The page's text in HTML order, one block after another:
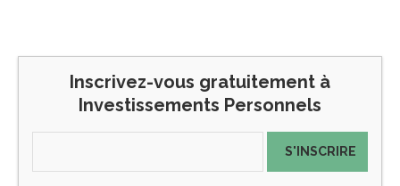
Inscrivez-vous gratuitement à
Investissements Personnels
S'INSCRIRE